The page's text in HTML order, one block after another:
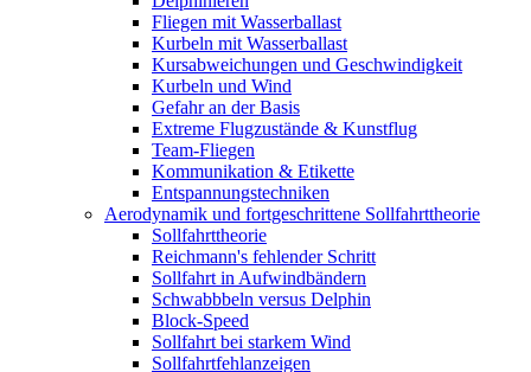
Fliegen mit Wasserballast
Kurbeln mit Wasserballast
Kursabweichungen und Geschwindigkeit
Kurbeln und Wind
Gefahr an der Basis
Extreme Flugzustände & Kunstflug
Team-Fliegen
Kommunikation & Etikette
Entspannungstechniken
Aerodynamik und fortgeschrittene Sollfahrttheorie
Sollfahrttheorie
Reichmann's fehlender Schritt
Sollfahrt in Aufwindbändern
Schwabbbeln versus Delphin
Block-Speed
Sollfahrt bei starkem Wind
Sollfahrtfehlanzeigen